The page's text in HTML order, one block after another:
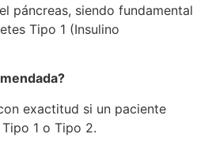
páncreas, siendo fundamental
Tipo 1 (Insulino
exactitud si un paciente
1 o Tipo 2.